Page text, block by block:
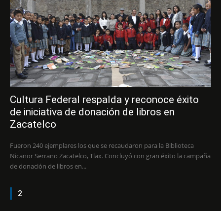
Cultura Federal respalda y reconoce éxito
de iniciativa de donación de libros en
Zacatelco
Fueron 240 ejemplares los que se recaudaron para la Biblioteca
Nicanor Serrano Zacatelco, Tlax. Concluyó con gran éxito la campaña
de donación de libros en...
2